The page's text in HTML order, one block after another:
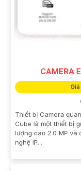
CAMERA
Thiết bị Camera
Cube là một thiết bị
lượng cao 2.0 MP và
nghệ IP...